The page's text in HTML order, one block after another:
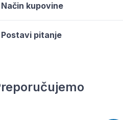
Način kupovine
Postavi pitanje